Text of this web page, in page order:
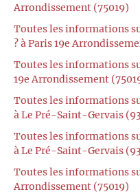
Arrondissement (75019)
Toutes les informations
? à Paris 19e
Toutes les informations
19e Arrondissement
Toutes les informations
à Le Pré-Saint-Gervais
Toutes les informations
à Le Pré-Saint-Gervais
Toutes les informations
Arrondissement (75019)